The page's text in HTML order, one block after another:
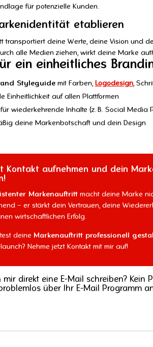
für potenzielle Kunden.
etablieren
transportiert deine Werte, deine Vision und
alle Medien ziehen, wirkt deine Marke
ein einheitliches
Styleguidemit Farben, Logodesign,
Einheitlichkeit auf allen Plattformen
wiederkehrende Inhalte (z. B. Social Media
deine Markenbotschaft und dein Design
Kontakt aufnehmen und dein
Markenauftrittmacht deine Marke
– er stärkt dein Vertrauen, deine
wirtschaftlichen Erfolg.
deine Markenauftritt professionell
Nehme jetzt Kontakt mit mir auf!
mir direkt eine E-Mail schreiben? Kein
über Ihr E-Mail Programm